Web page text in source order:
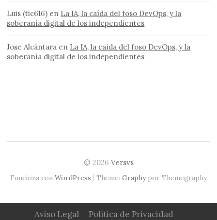
Luis (tic616) en La IA, la caída del foso DevOps, y la
soberanía digital de los independientes
Jose Alcántara en La IA, la caída del foso DevOps, y la
soberanía digital de los independientes
© 2026 Versvs
Funciona con WordPress | Theme: Graphypor Themegraphy
Aviso Legal Política de Privacidad